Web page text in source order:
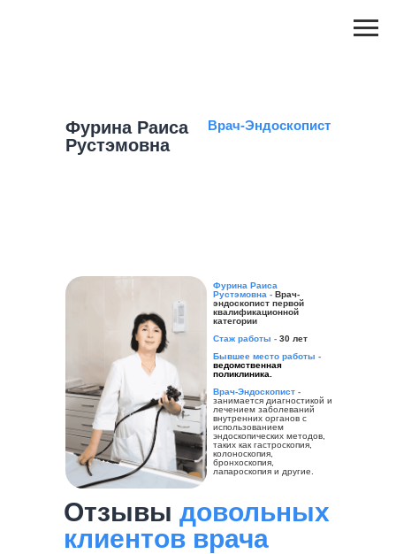
Фурина Раиса
Рустэмовна
Врач-Эндоскопист
Фурина Раиса
Рустэмовна - Врач-
эндоскопист первой
квалификационной
категории
Стаж работы - 30 лет
Бывшее место работы -
ведомственная
поликлиника.
Врач-Эндоскопист -
занимается диагностикой и
лечением заболеваний
внутренних органов с
использованием
эндоскопических методов,
таких как гастроскопия,
колоноскопия,
бронхоскопия,
лапароскопия и другие.
Отзывы довольных
клиентов врача